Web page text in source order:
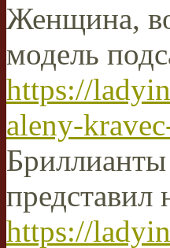
Женщина,
модель
https://
aleny-
https://